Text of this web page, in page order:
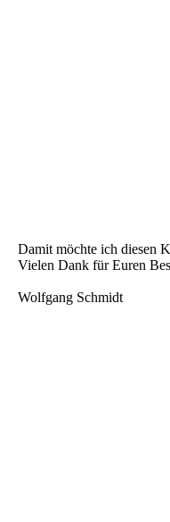
Damit möchte ich diesen
Vielen Dank für Euren
Wolfgang Schmidt